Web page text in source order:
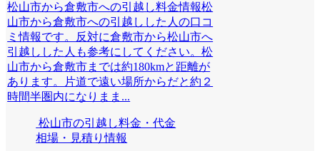
松山市から倉敷市への引越し料金情報松
山市から倉敷市への引越しした人の口コ
ミ情報です。反対に倉敷市から松山市へ
引越しした人も参考にしてください。松
山市から倉敷市までは約180kmと距離が
あります。片道で遠い場所からだと約２
時間半圏内になりまま...
松山市の引越し料金・代金
相場・見積り情報